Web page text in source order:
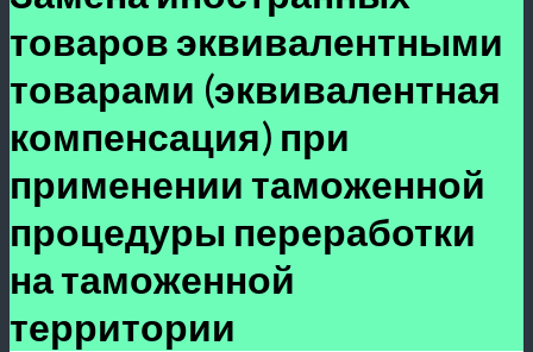
товаров эквивалентными
товарами (эквивалентная
компенсация) при
применении таможенной
процедуры переработки
на таможенной
территории